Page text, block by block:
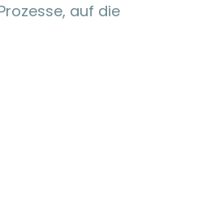
auf die